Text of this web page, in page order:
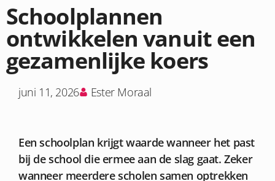
Schoolplannen
ontwikkelen vanuit een
gezamenlijke koers
juni 11, 2026 Ester Moraal
Een schoolplan krijgt waarde wanneer het past
bij de school die ermee aan de slag gaat. Zeker
wanneer meerdere scholen samen optrekken